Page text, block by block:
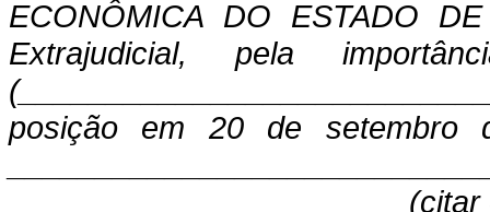
ECONÔMICA DO ESTADO
Extrajudicial, pela
posição em 20 de setembro
(citar